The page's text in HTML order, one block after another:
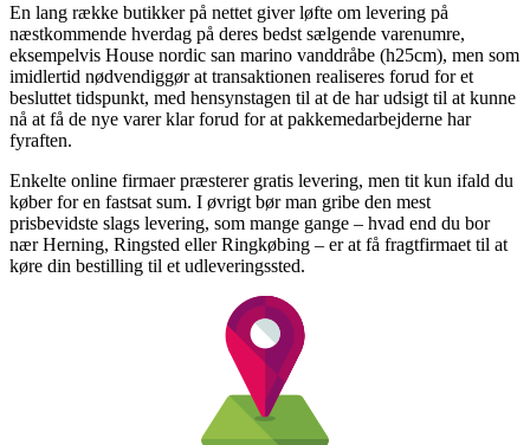
En lang række butikker på nettet giver løfte om levering på
næstkommende hverdag på deres bedst sælgende varenumre,
eksempelvis House nordic san marino vanddråbe (h25cm), men som
imidlertid nødvendiggør at transaktionen realiseres forud for et
besluttet tidspunkt, med hensynstagen til at de har udsigt til at kunne
nå at få de nye varer klar forud for at pakkemedarbejderne har
fyraften.
Enkelte online firmaer præsterer gratis levering, men tit kun ifald du
køber for en fastsat sum. I øvrigt bør man gribe den mest
prisbevidste slags levering, som mange gange – hvad end du bor
nær Herning, Ringsted eller Ringkøbing – er at få fragtfirmaet til at
køre din bestilling til et udleveringssted.